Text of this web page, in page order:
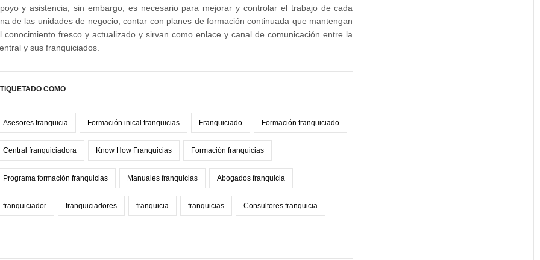
y asistencia, sin embargo, es necesario para mejorar y controlar el trabajo de cada
de las unidades de negocio, contar con planes de formación continuada que mantengan
conocimiento fresco y actualizado y sirvan como enlace y canal de comunicación entre la
y sus franquiciados.
COMO
Asesores franquicia Formación inical franquicias Franquiciado Formación franquiciado
Central franquiciadora Know How Franquicias Formación franquicias
Programa formación franquicias Manuales franquicias Abogados franquicia
franquiciador franquiciadores franquicia franquicias Consultores franquicia